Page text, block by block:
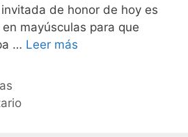
de honor de hoy es
mayúsculas para que
… Leer más